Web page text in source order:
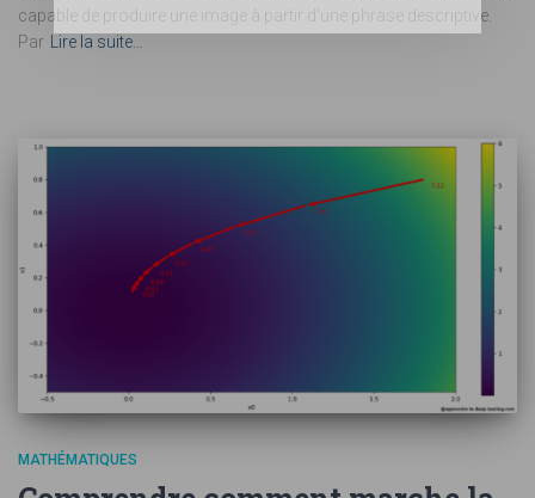
capable de produire une image à partir d’une phrase descriptive.
Par
Lire la suite…
MATHÉMATIQUES